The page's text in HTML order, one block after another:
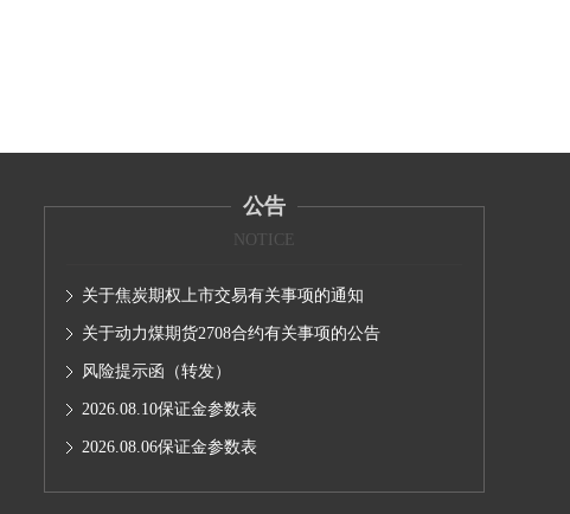
公告
NOTICE
关于焦炭期权上市交易有关事项的通知
关于动力煤期货2708合约有关事项的公告
风险提示函（转发）
2026.08.10保证金参数表
2026.08.06保证金参数表